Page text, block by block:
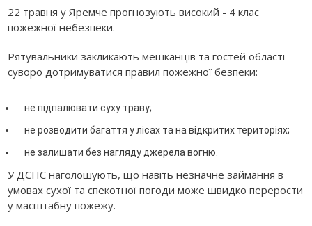
22 травня уЯремче прогнозують високий - 4 клас
пожежної небезпеки.
Рятувальники закликають мешканців та гостей області
суворо дотримуватися правил пожежної безпеки:
не підпалювати суху траву;
не розводити багаття у лісах та на відкритих територіях;
не залишати без нагляду джерела вогню.
У ДСНС наголошують, що навіть незначне займання в
умовах сухої та спекотної погоди може швидко перерости
у масштабну пожежу.